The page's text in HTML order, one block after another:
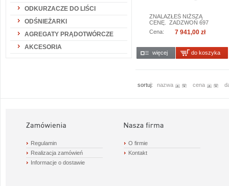
ODKURZACZE DO LIŚCI
ODŚNIEŻARKI
AGREGATY PRĄDOTWÓRCZE
AKCESORIA
ZNALAZŁEŚ NIŻSZĄ
CENĘ. ZADZWOŃ 697
888 847...
Cena: 7 941,00 zł
więcej do koszyka
sortuj: nazwa cena
Regulamin
Realizacja zamówień
Informacje o dostawie
O firmie
Kontakt